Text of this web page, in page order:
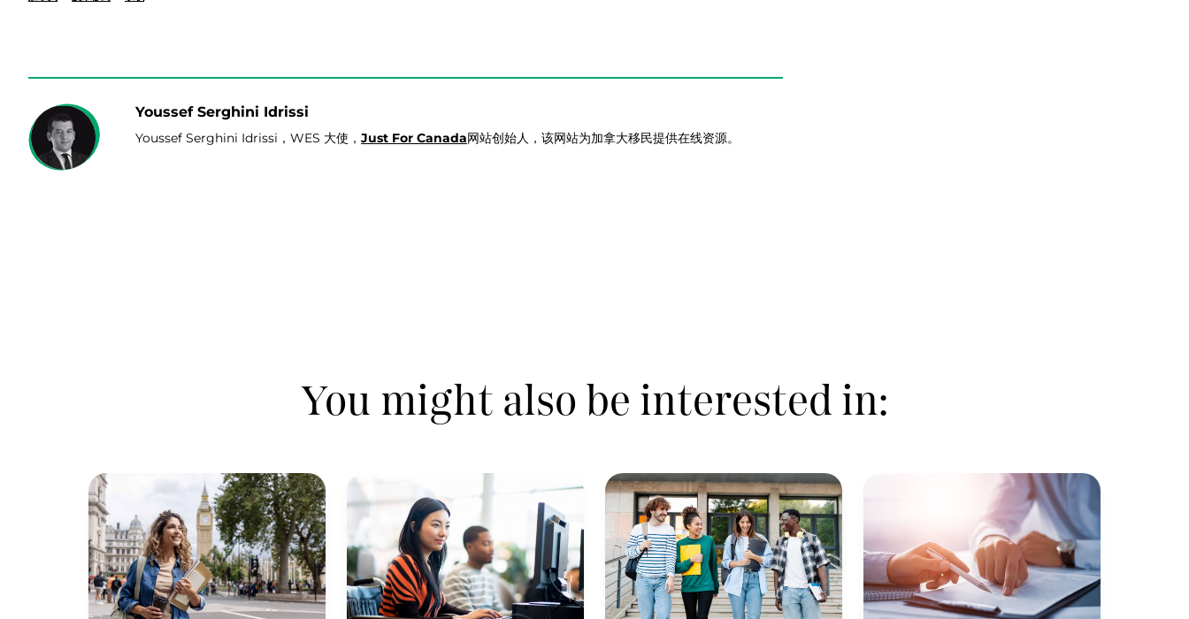
Youssef Serghini Idrissi
Youssef Serghini Idrissi，WES 大使， Just For Canada网站创始人，该网站为加拿大移民提供在线资源。
You might also be interested in: